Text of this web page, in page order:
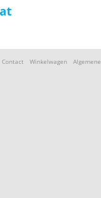
Contact Winkelwagen